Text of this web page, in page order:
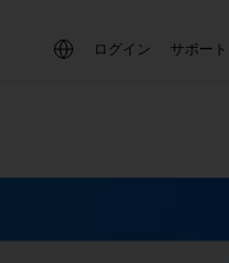
ログイン サポート